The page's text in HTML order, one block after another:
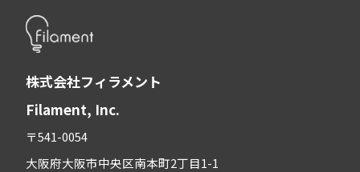
株式会社フィラメント
Filament, Inc.
〒541-0054
大阪府大阪市中央区南本町2丁目1-1